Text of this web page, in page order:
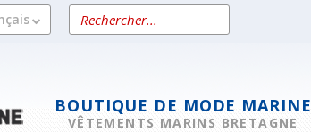
Rechercher
un
BOUTIQUE DE MODE MARINE
VÊTEMENTS MARINS BRETAGNE